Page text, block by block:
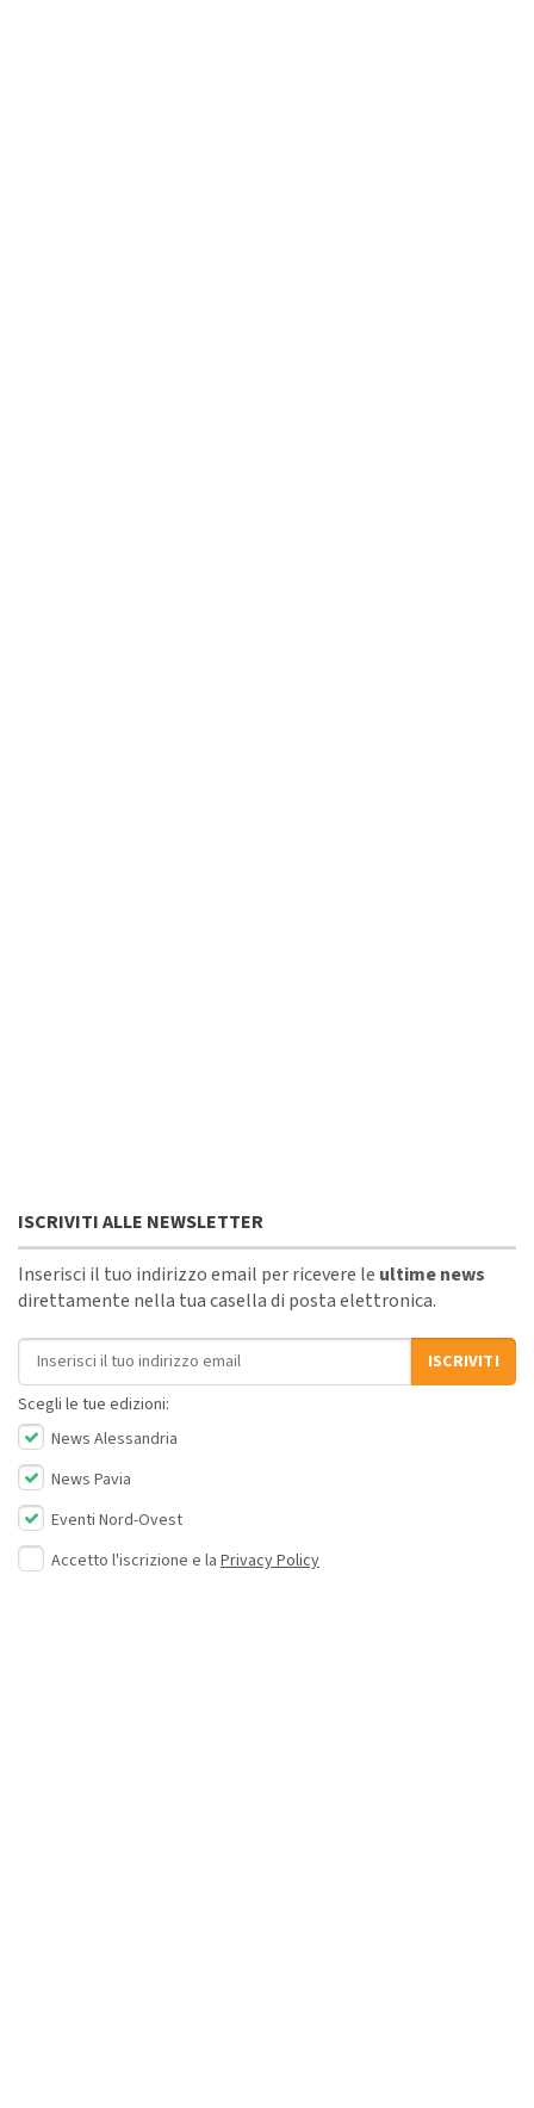
ISCRIVITI ALLE NEWSLETTER
Inserisci il tuo indirizzo email per ricevere le ultime news
direttamente nella tua casella di posta elettronica.
Indirizzo email
ISCRIVITI
Scegli le tue edizioni:
News Alessandria
News Pavia
Eventi Nord-Ovest
Accetto l'iscrizione e la Privacy Policy